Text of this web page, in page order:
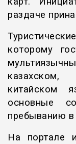
раздаче
которому
китайском
основные
пребыванию в
На портале